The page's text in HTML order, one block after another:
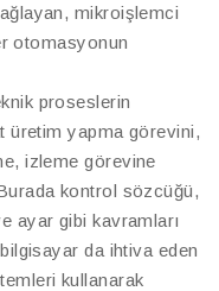
mikroişlemci
otomasyonun
proseslerin
üretim yapma görevini,
izleme görevine
kontrol sözcüğü,
ayar gibi kavramları
da ihtiva eden
kullanarak